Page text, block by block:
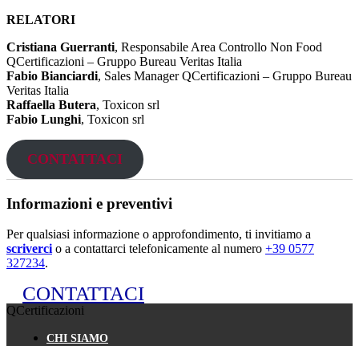
RELATORI
Cristiana Guerranti, Responsabile Area Controllo Non Food
QCertificazioni – Gruppo Bureau Veritas Italia
Fabio Bianciardi, Sales Manager QCertificazioni – Gruppo Bureau
Veritas Italia
Raffaella Butera, Toxicon srl
Fabio Lunghi, Toxicon srl
CONTATTACI
Informazioni e preventivi
Per qualsiasi informazione o approfondimento, ti invitiamo a
scrivercio a contattarci telefonicamente al numero +39 0577
327234.
CONTATTACI
QCertificazioni
CHI SIAMO